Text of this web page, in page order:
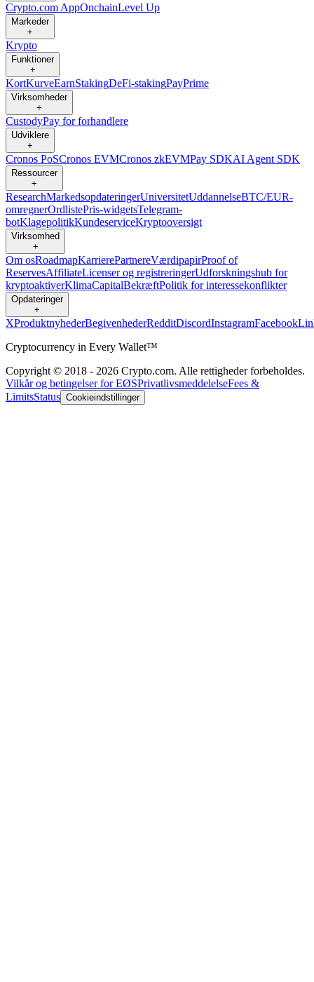
Crypto.com AppOnchainLevel Up
Markeder
+
Krypto
Funktioner
+
KortKurveEarnStakingDeFi-stakingPayPrime
Virksomheder
+
CustodyPay for forhandlere
Udviklere
+
Cronos PoSCronos EVMCronos zkEVMPay SDKAI Agent SDK
Ressourcer
+
ResearchMarkedsopdateringerUniversitetUddannelseBTC/EUR-
omregnerOrdlistePris-widgetsTelegram-
botKlagepolitikKundeserviceKryptooversigt
Virksomhed
+
Om osRoadmapKarrierePartnereVærdipapirProof of
ReservesAffiliateLicenser og registreringerUdforskningshub for
kryptoaktiverKlimaCapitalBekræftPolitik for interessekonflikter
Opdateringer
+
XProduktnyhederBegivenhederRedditDiscordInstagramFacebook
Cryptocurrency in Every Wallet™
Copyright © 2018 - 2026 Crypto.com. Alle rettigheder forbeholdes.
Vilkår og betingelser for EØSPrivatlivsmeddelelseFees &
LimitsStatus Cookieindstillinger